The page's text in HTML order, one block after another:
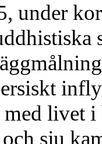
under
med livet
sju